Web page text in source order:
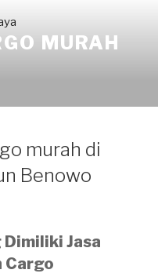
MURAH
murah di
Benowo
Jasa
Cargo